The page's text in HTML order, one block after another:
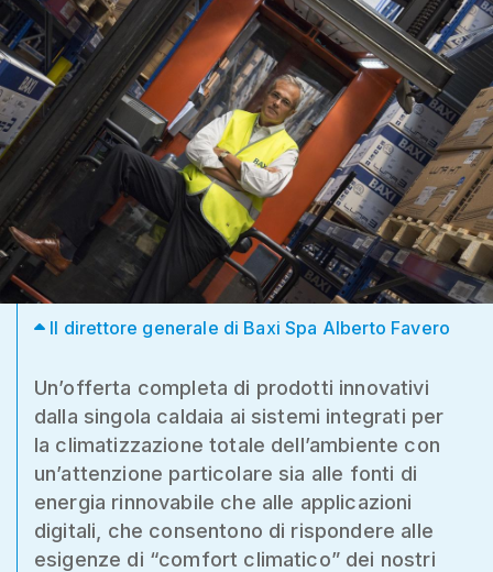
Il direttore generale di Baxi Spa Alberto Favero
Un’offerta completa di prodotti innovativi
dalla singola caldaia ai sistemi integrati per
la climatizzazione totale dell’ambiente con
un’attenzione particolare sia alle fonti di
energia rinnovabile che alle applicazioni
digitali, che consentono di rispondere alle
esigenze di “comfort climatico” dei nostri